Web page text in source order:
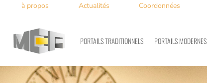
à propos Actualités Coordonnées
PORTAILS TRADITIONNELS PORTAILS MODERNES